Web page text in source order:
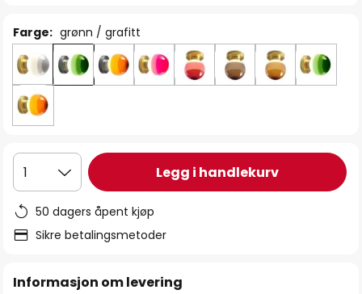
Farge: grønn / grafitt
1 Legg i handlekurv
50 dagers åpent kjøp
Sikre betalingsmetoder
Informasjon om levering